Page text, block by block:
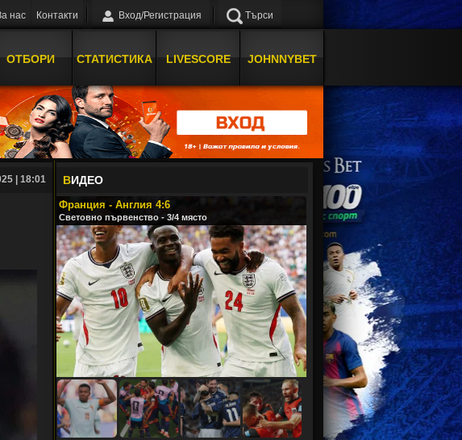
нас Контакти Вход/Регистрация Търси
ОТБОРИ СТАТИСТИКА LIVESCORE JOHNNYBET
| 18:01 ВИДЕО
Франция - Англия 4:6
Световно първенство - 3/4 място